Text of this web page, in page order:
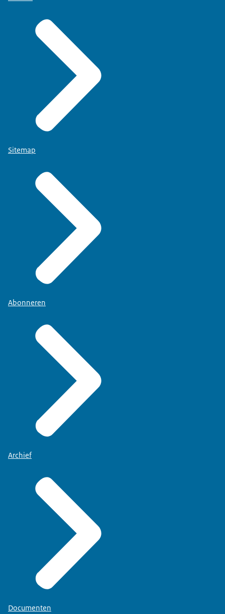
Sitemap
Abonneren
Archief
Documenten